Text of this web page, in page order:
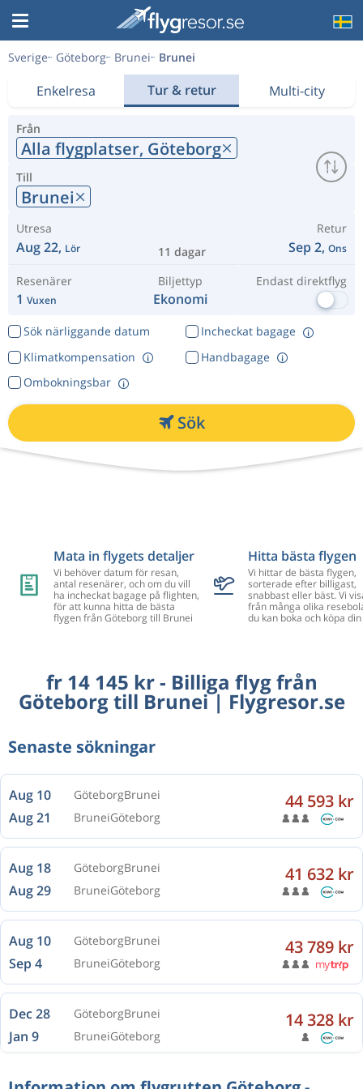
Sverige Göteborg Brunei Brunei
Enkelresa Tur & retur Multi-city
Från
Alla flygplatser, Göteborg
Till
Brunei
Utresa
Aug 22, Lör 11 dagar
Retur
Sep 2, Ons
Resenärer
1 Vuxen
Biljettyp
Ekonomi
Endast direktflyg
Sök närliggande datum
Incheckat bagage
Klimatkompensation
Ombokningsbar
Handbagage
Sök
Mata in flygets detaljer
Vi behöver datum för resan,
antal resenärer, och om du vill
ha incheckat bagage på flighten,
för att kunna hitta de bästa
flygen från Göteborg till Brunei
Hitta bästa flygen
Vi hittar de bästa flygen,
sorterade efter billigast,
snabbast eller bäst. Vi
från många olika
du kan boka och köpa
fr 14 145 kr - Billiga flyg från
Göteborg till Brunei | Flygresor.se
Senaste sökningar
Aug 10 GöteborgBrunei
Aug 21 BruneiGöteborg
44 593 kr
Aug 18 GöteborgBrunei
Aug 29 BruneiGöteborg
41 632 kr
Aug 10 GöteborgBrunei
Sep 4 BruneiGöteborg
43 789 kr
Dec 28 GöteborgBrunei
Jan 9 BruneiGöteborg
14 328 kr